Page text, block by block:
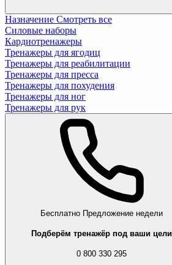
Назначение Смотреть все
Силовые наборы
Кардиотренажеры
Тренажеры для ягодиц
Тренажеры для реабилитации
Тренажеры для пресса
Тренажеры для похудения
Тренажеры для ног
Тренажеры для рук
Бесплатно Предложение недели
Подберём тренажёр под ваши цели
0 800 330 295